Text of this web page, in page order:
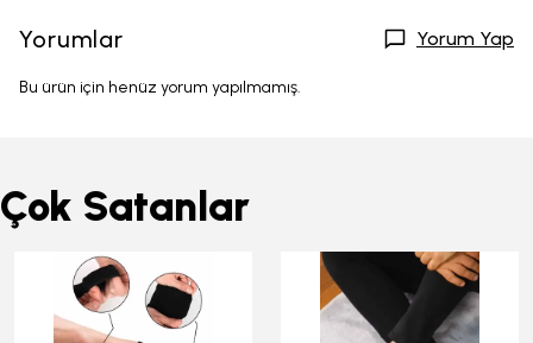
Yorumlar Yorum Yap
Bu ürün için henüz yorum yapılmamış.
Çok Satanlar